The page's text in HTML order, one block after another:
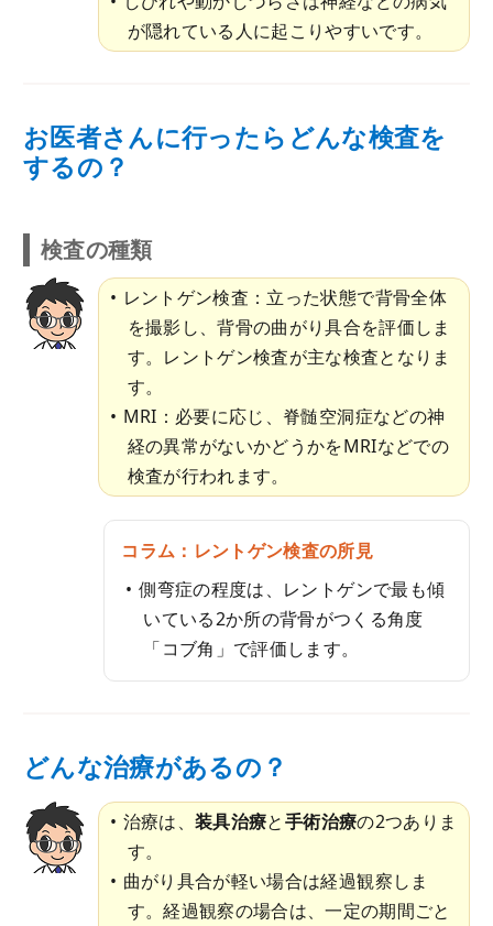
が隠れている人に起こりやすいです。
お医者さんに行ったらどんな検査を
するの？
検査の種類
レントゲン検査：立った状態で背骨全体
を撮影し、背骨の曲がり具合を評価しま
す。レントゲン検査が主な検査となりま
す。
MRI：必要に応じ、脊髄空洞症などの神
経の異常がないかどうかをMRIなどでの
検査が行われます。
コラム：レントゲン検査の所見
側弯症の程度は、レントゲンで最も傾
いている2か所の背骨がつくる角度
「コブ角」で評価します。
どんな治療があるの？
治療は、装具治療と手術治療の2つありま
す。
曲がり具合が軽い場合は経過観察しま
す。経過観察の場合は、一定の期間ごと